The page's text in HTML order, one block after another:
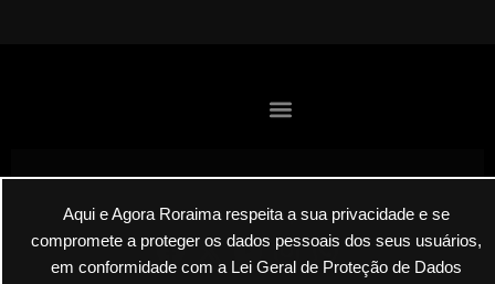
Aqui e Agora Roraima respeita a sua privacidade e se
compromete a proteger os dados pessoais dos seus usuários,
em conformidade com a Lei Geral de Proteção de Dados
Envie suas denúncias por E-mail